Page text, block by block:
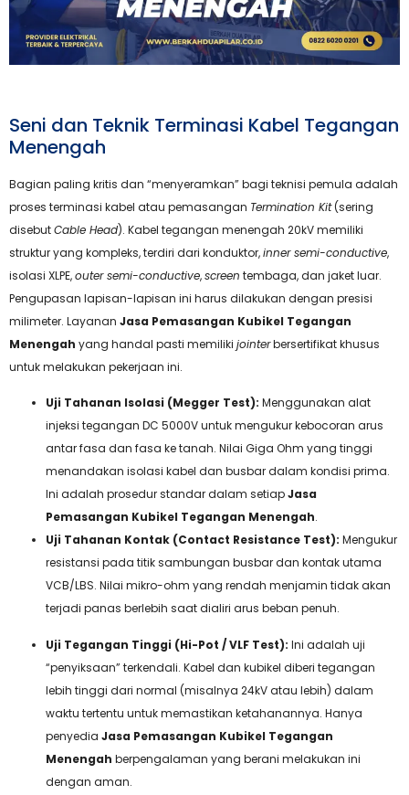
Seni dan Teknik Terminasi Kabel Tegangan
Menengah
Bagian paling kritis dan “menyeramkan” bagi teknisi pemula adalah
proses terminasi kabel atau pemasangan Termination Kit(sering
disebutCable Head). Kabel tegangan menengah 20kV memiliki
struktur yang kompleks, terdiri dari konduktor,inner semi-conductive,
isolasi XLPE,outer semi-conductive,screen tembaga, dan jaket luar.
Pengupasan lapisan-lapisan ini harus dilakukan dengan presisi
milimeter. Layanan Jasa Pemasangan Kubikel Tegangan
Menengah yang handal pasti memiliki jointerbersertifikat khusus
untuk melakukan pekerjaan ini.
Uji Tahanan Isolasi (Megger Test): Menggunakan alat
injeksi tegangan DC 5000V untuk mengukur kebocoran arus
antar fasa dan fasa ke tanah. Nilai Giga Ohm yang tinggi
menandakan isolasi kabel dan busbar dalam kondisi prima.
Ini adalah prosedur standar dalam setiapJasa
Pemasangan Kubikel Tegangan Menengah.
Uji Tahanan Kontak (Contact Resistance Test): Mengukur
resistansi pada titik sambungan busbar dan kontak utama
VCB/LBS. Nilai mikro-ohm yang rendah menjamin tidak akan
terjadi panas berlebih saat dialiri arus beban penuh.
Uji Tegangan Tinggi (Hi-Pot / VLF Test): Ini adalah uji
“penyiksaan” terkendali. Kabel dan kubikel diberi tegangan
lebih tinggi dari normal (misalnya 24kV atau lebih) dalam
waktu tertentu untuk memastikan ketahanannya. Hanya
penyedia Jasa Pemasangan Kubikel Tegangan
Menengah berpengalaman yang berani melakukan ini
dengan aman.